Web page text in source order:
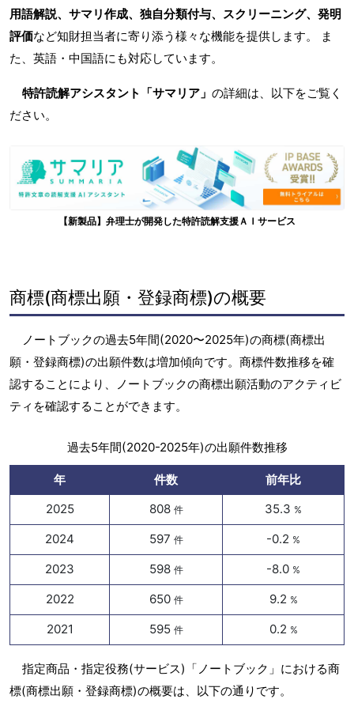
用語解説、サマリ作成、独自分類付与、スクリーニング、発明
評価など知財担当者に寄り添う様々な機能を提供します。 ま
た、英語・中国語にも対応しています。
特許読解アシスタント「サマリア」 の詳細は、以下をご覧く
ださい。
【新製品】弁理士が開発した特許読解支援ＡＩサービス
商標(商標出願・登録商標)の概要
ノートブックの過去5年間(2020〜2025年)の商標(商標出
願・登録商標)の出願件数は増加傾向です。商標件数推移を確
認することにより、ノートブックの商標出願活動のアクティビ
ティを確認することができます。
過去5年間(2020-2025年)の出願件数推移
年 件数
前年比
2025
808 件 35.3 %
2024 597 件 -0.2 %
2023 598 件 -8.0 %
2022 650 件 9.2 %
2021 595 件 0.2 %
指定商品・指定役務(サービス)「ノートブック」における商
標(商標出願・登録商標)の概要は、以下の通りです。